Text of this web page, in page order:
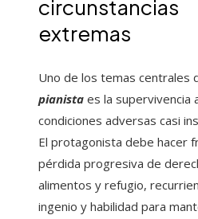
circunstancias
extremas
Uno de los temas centrales
pianista es la supervivencia
condiciones adversas casi
El protagonista debe hacer
pérdida progresiva de
alimentos y refugio,
ingenio y habilidad para